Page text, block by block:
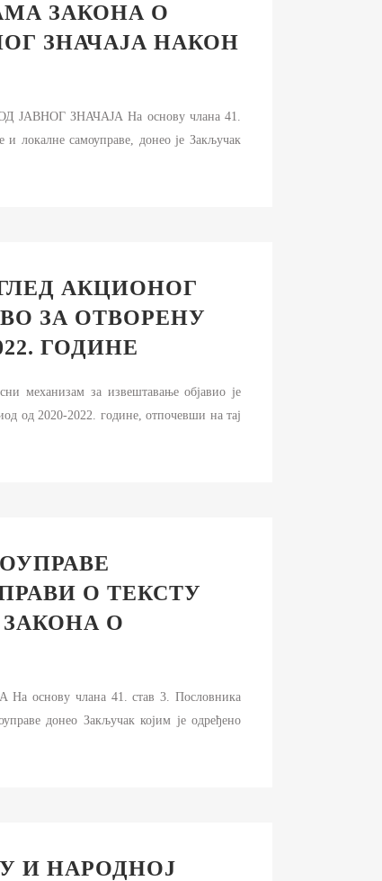
ЗАКОНА О
ЗНАЧАЈА НАКОН
ЗНАЧАЈА На основу члана 41.
локалне самоуправе, донео је Закључак
АКЦИОНОГ
ЗА ОТВОРЕНУ
ГОДИНЕ
механизам за извештавање објавио је
од 2020-2022. године, отпочевши на тај
О ТЕКСТУ
О
члана 41. став 3. Пословника
донео Закључак којим је одређено
И НАРОДНОЈ